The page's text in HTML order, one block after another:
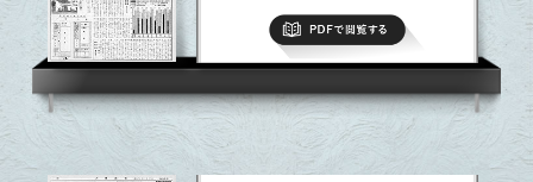
■遺家族代表で靖国神社参拝報告祭
PDFで閲覧する